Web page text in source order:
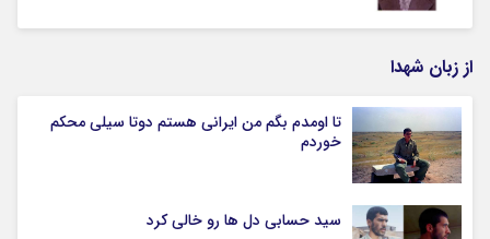
از زبان شهدا
تا اومدم بگم من ایرانی هستم دوتا سیلی محکم
خوردم
سید حسابی دل ها رو خالی کرد